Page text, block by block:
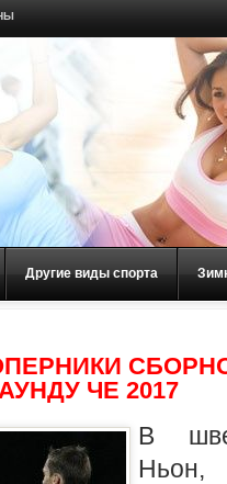
Другие виды спорта
ЧЕ 2017
В
Ньон,